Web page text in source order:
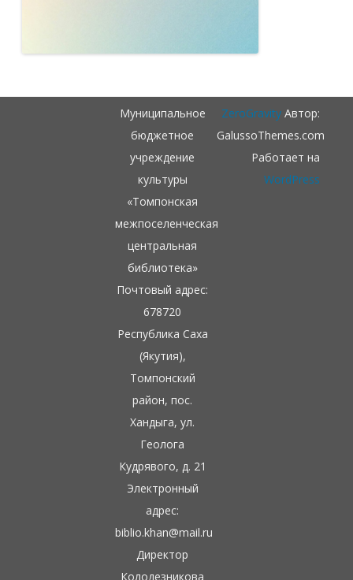
Муниципальное
бюджетное
учреждение
культуры
«Томпонская
межпоселенческая
центральная
библиотека»
Почтовый адрес:
678720
Республика Саха
(Якутия),
Томпонский
район, пос.
Хандыга, ул.
Геолога
Кудрявого, д. 21
Электронный
адрес:
biblio.khan@mail.ru
Директор
Колодезникова
ZeroGravityАвтор:
GalussoThemes.com
Работает на
WordPress